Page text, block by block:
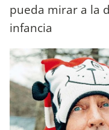
pueda mirar a la
infancia